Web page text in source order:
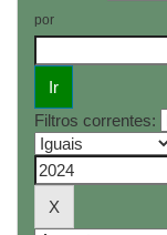
por
Filtros correntes: